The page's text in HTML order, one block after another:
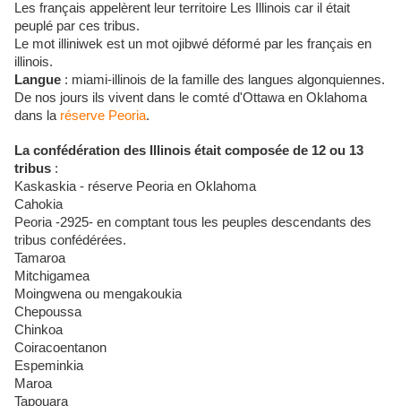
Les français appelèrent leur territoire Les Illinois car il était
peuplé par ces tribus.
Le mot illiniwek est un mot ojibwé déformé par les français en
illinois.
Langue : miami-illinois de la famille des langues algonquiennes.
De nos jours ils vivent dans le comté d'Ottawa en Oklahoma
dans la réserve Peoria.
La confédération des Illinois était composée de 12 ou 13
tribus :
Kaskaskia - réserve Peoria en Oklahoma
Cahokia
Peoria -2925- en comptant tous les peuples descendants des
tribus confédérées.
Tamaroa
Mitchigamea
Moingwena ou mengakoukia
Chepoussa
Chinkoa
Coiracoentanon
Espeminkia
Maroa
Tapouara